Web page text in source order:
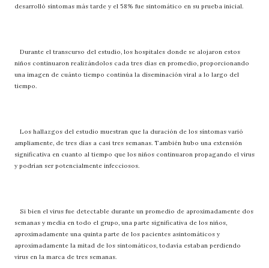
desarrolló síntomas más tarde y el 58% fue sintomático en su prueba inicial.
Durante el transcurso del estudio, los hospitales donde se alojaron estos
niños continuaron realizándolos cada tres días en promedio, proporcionando
una imagen de cuánto tiempo continúa la diseminación viral a lo largo del
tiempo.
Los hallazgos del estudio muestran que la duración de los síntomas varió
ampliamente, de tres días a casi tres semanas. También hubo una extensión
significativa en cuanto al tiempo que los niños continuaron propagando el virus
y podrían ser potencialmente infecciosos.
Si bien el virus fue detectable durante un promedio de aproximadamente dos
semanas y media en todo el grupo, una parte significativa de los niños,
aproximadamente una quinta parte de los pacientes asintomáticos y
aproximadamente la mitad de los sintomáticos, todavía estaban perdiendo
virus en la marca de tres semanas.